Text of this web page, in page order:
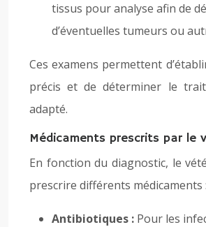
tissus pour analyse afin de
d’éventuelles tumeurs ou
Ces examens permettent
précis et de déterminer le
adapté.
Médicaments prescrits par le
En fonction du diagnostic, le
prescrire différents médicaments :
Antibiotiques : Pour les